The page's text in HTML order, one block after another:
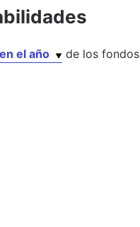
en el año de losfondos